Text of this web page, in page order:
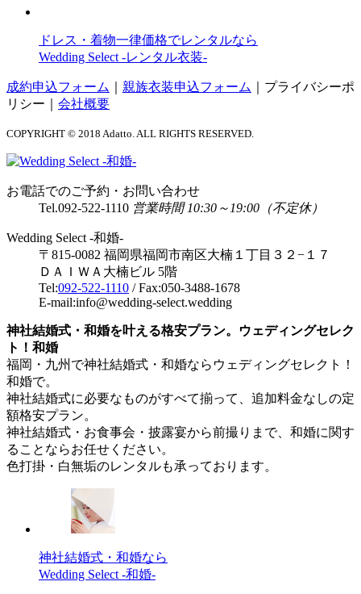
ドレス・着物一律価格でレンタルなら
Wedding Select -レンタル衣装-
成約申込フォーム 親族衣装申込フォーム
プライバシーポ
リシー
会社概要
COPYRIGHT © 2018 Adatto. ALL RIGHTS RESERVED.
お電話でのご予約・お問い合わせ
Tel.092-522-1110 営業時間 10:30～19:00（不定休）
Wedding Select -和婚-
〒815-0082 福岡県福岡市南区大楠１丁目３２−１７
ＤＡＩＷＡ大楠ビル 5階
Tel:092-522-1110 / Fax:050-3488-1678
E-mail:info@wedding-select.wedding
神社結婚式・和婚を叶える格安プラン。ウェディングセレク
ト！和婚
福岡・九州で神社結婚式・和婚ならウェディングセレクト！
和婚で。
神社結婚式に必要なものがすべて揃って、追加料金なしの定
額格安プラン。
神社結婚式・お食事会・披露宴から前撮りまで、和婚に関す
ることならお任せください。
色打掛・白無垢のレンタルも承っております。
神社結婚式・和婚なら
Wedding Select -和婚-